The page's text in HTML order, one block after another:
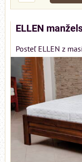
ELLEN
Posteľ ELLEN z